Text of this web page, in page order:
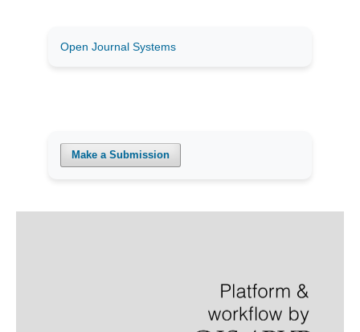
Open Journal Systems
Make a Submission